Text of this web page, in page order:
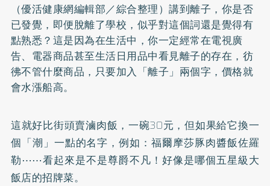
（優活健康網編輯部／綜合整理）講到離子，你是否
已發覺，即便脫離了學校，似乎對這個詞還是覺得有
點熟悉？這是因為在生活中，你一定經常在電視廣
告、電器商品甚至生活日用品中看見離子的存在，彷
彿不管什麼商品，只要加入「離子」兩個字，價格就
會水漲船高。
這就好比街頭賣滷肉飯，一碗30元，但如果給它換一
個「潮」一點的名字，例如：福爾摩莎豚肉醬飯佐羅
勒⋯⋯看起來是不是尊爵不凡！好像是哪個五星級大
飯店的招牌菜。